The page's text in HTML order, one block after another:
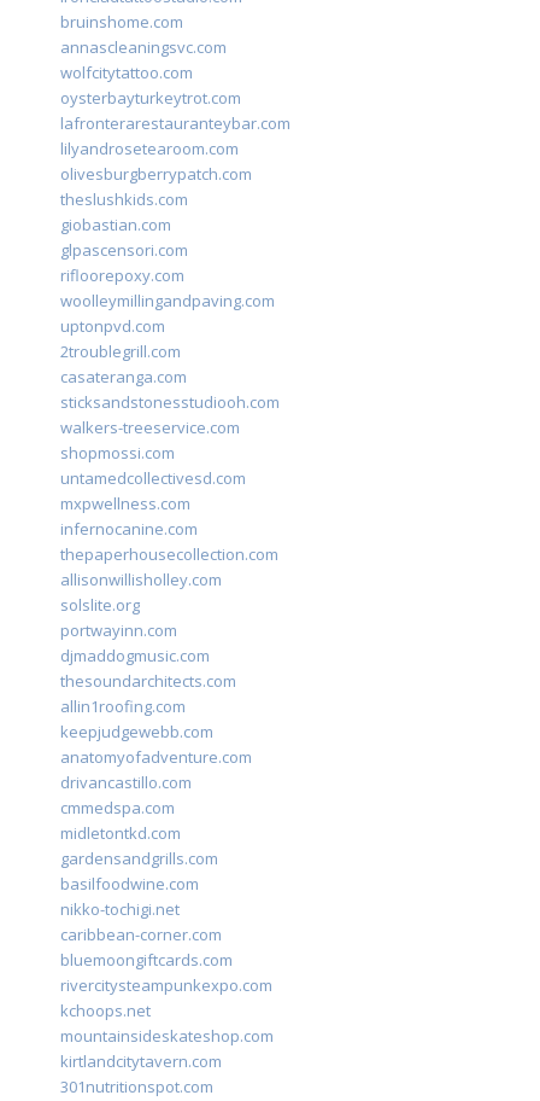
bruinshome.com
annascleaningsvc.com
wolfcitytattoo.com
oysterbayturkeytrot.com
lafronterarestauranteybar.com
lilyandrosetearoom.com
olivesburgberrypatch.com
theslushkids.com
giobastian.com
glpascensori.com
rifloorepoxy.com
woolleymillingandpaving.com
uptonpvd.com
2troublegrill.com
casateranga.com
sticksandstonesstudiooh.com
walkers-treeservice.com
shopmossi.com
untamedcollectivesd.com
mxpwellness.com
infernocanine.com
thepaperhousecollection.com
allisonwillisholley.com
solslite.org
portwayinn.com
djmaddogmusic.com
thesoundarchitects.com
allin1roofing.com
keepjudgewebb.com
anatomyofadventure.com
drivancastillo.com
cmmedspa.com
midletontkd.com
gardensandgrills.com
basilfoodwine.com
nikko-tochigi.net
caribbean-corner.com
bluemoongiftcards.com
rivercitysteampunkexpo.com
kchoops.net
mountainsideskateshop.com
kirtlandcitytavern.com
301nutritionspot.com